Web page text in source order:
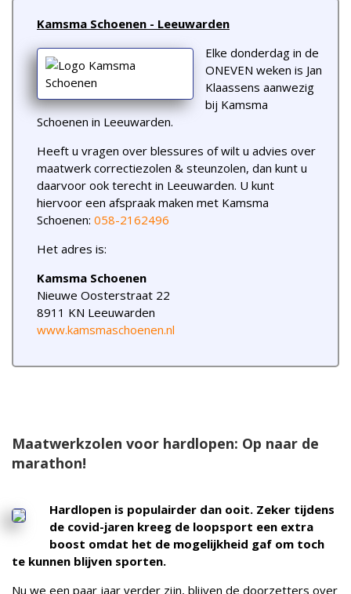
Kamsma Schoenen - Leeuwarden
Elke donderdag in de
ONEVEN weken is Jan
Klaassens aanwezig
bij Kamsma
Schoenen in Leeuwarden.
Heeft u vragen over blessures of wilt u advies over
maatwerk correctiezolen & steunzolen, dan kunt u
daarvoor ook terecht in Leeuwarden. U kunt
hiervoor een afspraak maken met Kamsma
Schoenen: 058-2162496
Het adres is:
Kamsma Schoenen
Nieuwe Oosterstraat 22
8911 KN Leeuwarden
www.kamsmaschoenen.nl
Maatwerkzolen voor hardlopen: Op naar de
marathon!
Hardlopen is populairder dan ooit. Zeker tijdens
de covid-jaren kreeg de loopsport een extra
boost omdat het de mogelijkheid gaf om toch
te kunnen blijven sporten.
Nu we een paar jaar verder zijn, blijven de doorzetters over